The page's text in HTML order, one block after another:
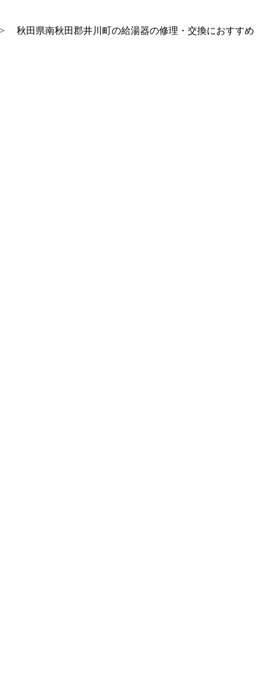
秋田県南秋田郡井川町の給湯器の修理・交換におすすめ